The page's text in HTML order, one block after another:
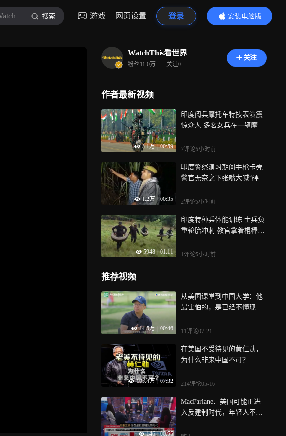
WatchThis看世界 搜索 游戏 网页设置 登录
安装电脑版
内容更精彩
WatchThis看世界
粉丝11.0万 | 关注0
关注
作者最新视频
3.1万 | 00:59
印度阅兵摩托车特技表演震
惊众人 多名女兵在一辆摩托
7评论5小时前
1.2万 | 00:35
印度警察演习期间手枪卡壳
警官无奈之下张嘴大喊“砰
2评论5小时前
5948 | 01:11
印度特种兵体能训练 士兵负
重轮胎冲刺 教官拿着棍棒在
1评论5小时前
推荐视频
14.5万 00:46
从美国课堂到中国大学：他
最害怕的，是已经不懂现在
11评论07-21
105.4万 | 07:32
在美国不受待见的黄仁勋，
为什么非来中国不可？
214评论05-16
146 | 00:55
MacFarlane：美国可能正进
入反建制时代，年轻人不信